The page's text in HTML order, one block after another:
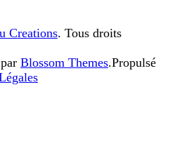
Creations. Tous droits
Blossom Themes.Propulsé